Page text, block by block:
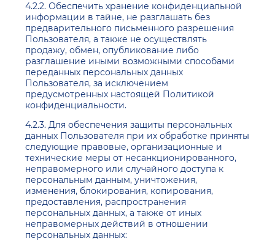
4.2.2. Обеспечить хранение конфиденциальной
информации в тайне, не разглашать без
предварительного письменного разрешения
Пользователя, а также не осуществлять
продажу, обмен, опубликование либо
разглашение иными возможными способами
переданных персональных данных
Пользователя, за исключением
предусмотренных настоящей Политикой
конфиденциальности.
4.2.3. Для обеспечения защиты персональных
данных Пользователя при их обработке приняты
следующие правовые, организационные и
технические меры от несанкционированного,
неправомерного или случайного доступа к
персональным данным, уничтожения,
изменения, блокирования, копирования,
предоставления, распространения
персональных данных, а также от иных
неправомерных действий в отношении
персональных данных: